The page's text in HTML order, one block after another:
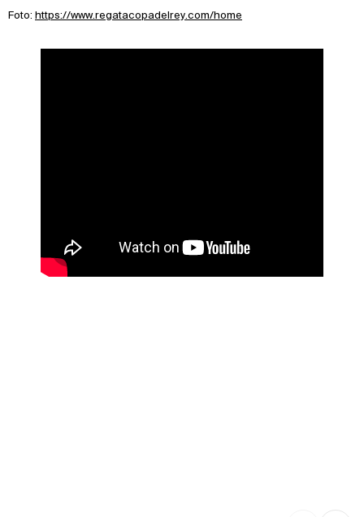
Foto: https://www.regatacopadelrey.com/home